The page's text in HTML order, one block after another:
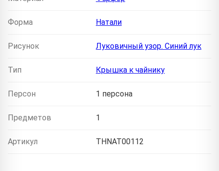
Форма Натали
Рисунок Луковичный узор. Синий лук
Тип Крышка к чайнику
Персон 1 персона
Предметов 1
Артикул THNAT00112